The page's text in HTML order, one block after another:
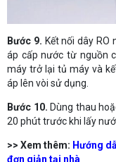
Bước 9. Kết nối dây
áp cấp nước từ nguồn
máy trở lại tủ máy và
áp lên vòi sử dụng.
Bước 10. Dùng thau
20 phút trước khi lấy
>> Xem thêm: Hướng
đơn giản tại nhà